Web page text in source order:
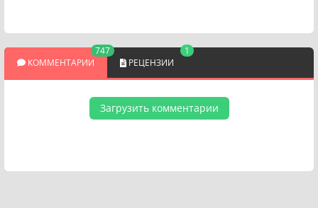
КОММЕНТАРИИ
747
РЕЦЕНЗИИ
1
Загрузить комментарии